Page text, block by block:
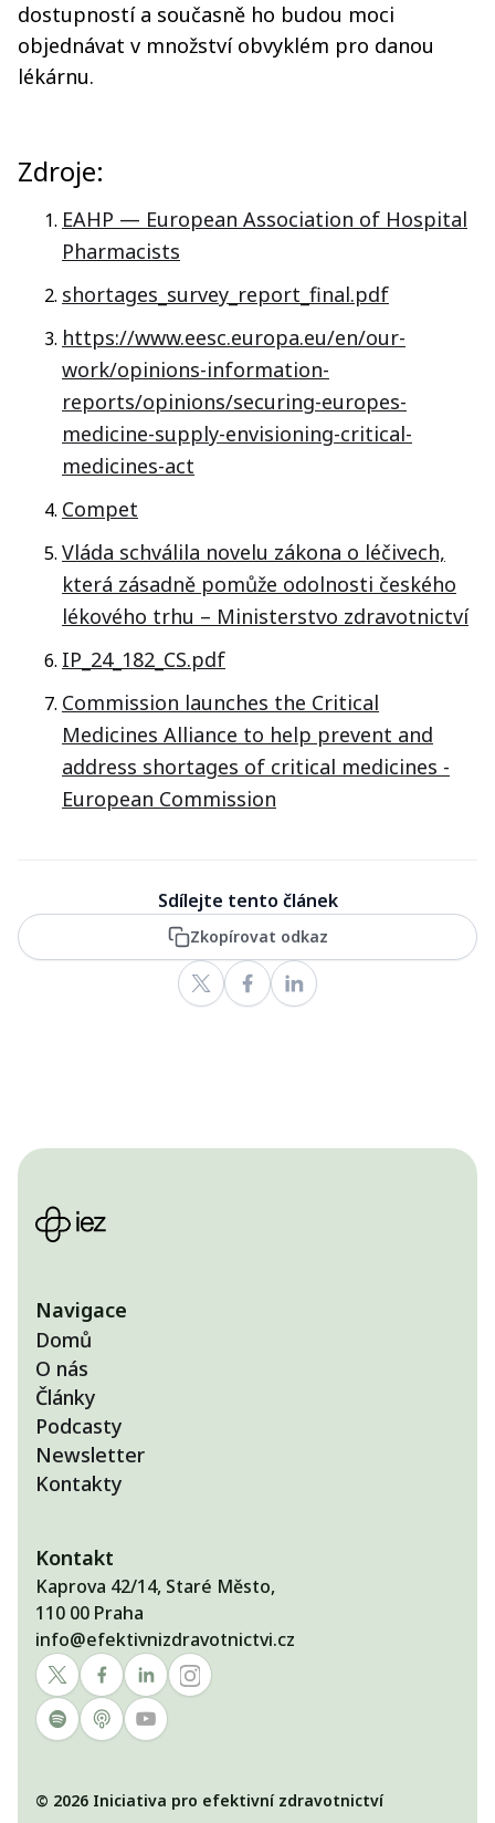
dostupností a současně ho budou moci
objednávat v množství obvyklém pro danou
lékárnu.
Zdroje:
EAHP — European Association of Hospital
Pharmacists
shortages_survey_report_final.pdf
https://www.eesc.europa.eu/en/our-
work/opinions-information-
reports/opinions/securing-europes-
medicine-supply-envisioning-critical-
medicines-act
Compet
Vláda schválila novelu zákona o léčivech,
která zásadně pomůže odolnosti českého
lékového trhu – Ministerstvo zdravotnictví
IP_24_182_CS.pdf
Commission launches the Critical
Medicines Alliance to help prevent and
address shortages of critical medicines -
European Commission
Sdílejte tento článek
Zkopírovat odkaz
Navigace
Domů
O nás
Články
Podcasty
Newsletter
Kontakty
Kontakt
Kaprova 42/14, Staré Město,
110 00 Praha
info@efektivnizdravotnictvi.cz
© 2026 Iniciativa pro efektivní zdravotnictví